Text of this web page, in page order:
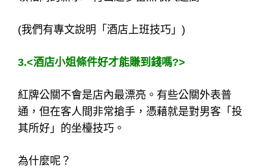
(我們有專文說明「酒店上班技巧」)
3.<酒店小姐條件好才能賺到錢嗎?>
紅牌公關不會是店內最漂亮。有些公關外表普
通，但在客人間非常搶手，憑藉就是對男客「投
其所好」的坐檯技巧。
為什麼呢？